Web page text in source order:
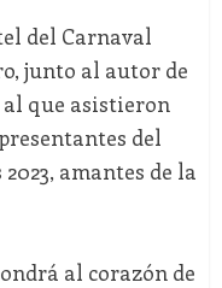
del Carnaval
junto al autor de
al que asistieron
del
amantes de la
al corazón de